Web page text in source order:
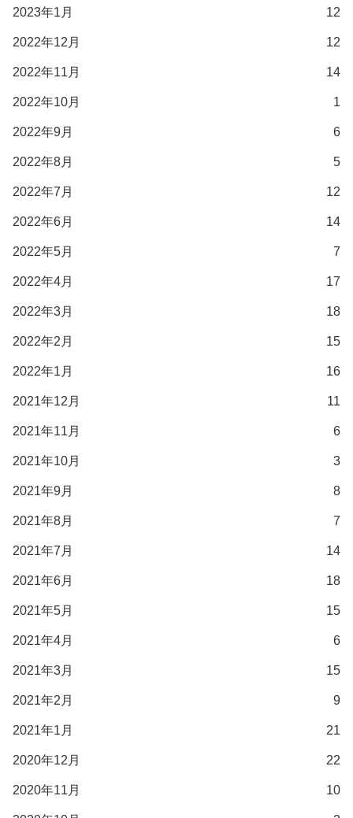
2023年1月 12
2022年12月 12
2022年11月 14
2022年10月 1
2022年9月 6
2022年8月 5
2022年7月 12
2022年6月 14
2022年5月 7
2022年4月 17
2022年3月 18
2022年2月 15
2022年1月 16
2021年12月 11
2021年11月 6
2021年10月 3
2021年9月 8
2021年8月 7
2021年7月 14
2021年6月 18
2021年5月 15
2021年4月 6
2021年3月 15
2021年2月 9
2021年1月 21
2020年12月 22
2020年11月 10